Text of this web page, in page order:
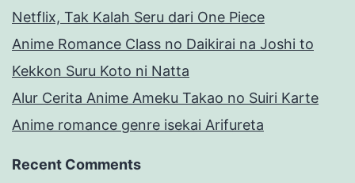
Netflix, Tak Kalah Seru dari One Piece
Anime Romance Class no Daikirai na Joshi to
Kekkon Suru Koto ni Natta
Alur Cerita Anime Ameku Takao no Suiri Karte
Anime romance genre isekai Arifureta
Recent Comments